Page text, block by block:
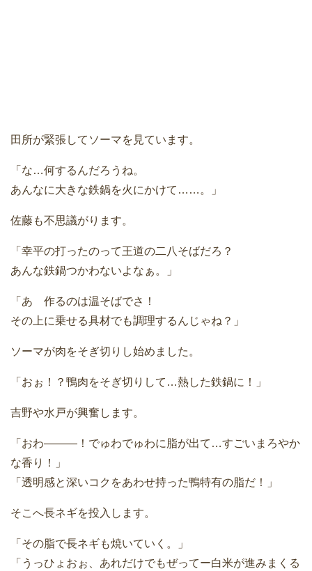
田所が緊張してソーマを見ています。
「な…何するんだろうね。
あんなに大きな鉄鍋を火にかけて……。」
佐藤も不思議がります。
「幸平の打ったのって王道の二八そばだろ？
あんな鉄鍋つかわないよなぁ。」
「あ 作るのは温そばでさ！
その上に乗せる具材でも調理するんじゃね？」
ソーマが肉をそぎ切りし始めました。
「おぉ！？鴨肉をそぎ切りして…熱した鉄鍋に！」
吉野や水戸が興奮します。
「おわ―――！でゅわでゅわに脂が出て…すごいまろやか
な香り！」
「透明感と深いコクをあわせ持った鴨特有の脂だ！」
そこへ長ネギを投入します。
「その脂で長ネギも焼いていく。」
「うっひょおぉ、あれだけでもぜってー白米が進みまくる